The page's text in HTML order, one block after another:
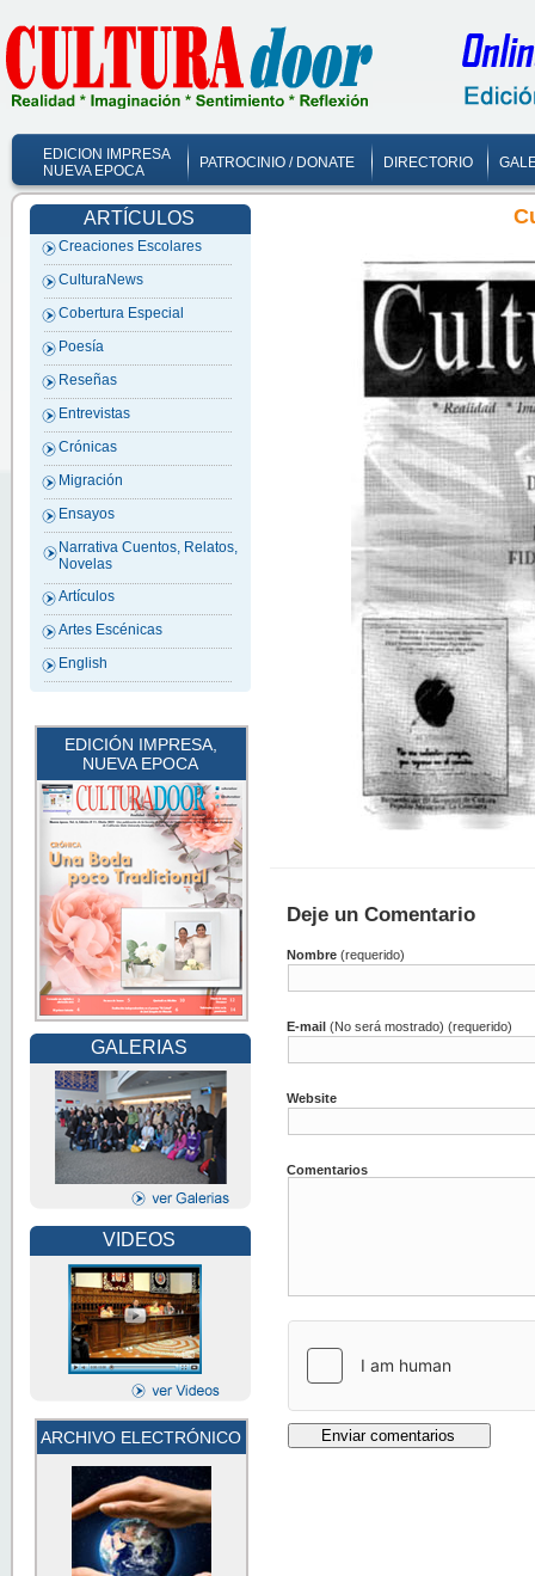
EDICION IMPRESA
NUEVA EPOCA
PATROCINIO / DONATE DIRECTORIO
ARTÍCULOS
Creaciones Escolares
CulturaNews
Cobertura Especial
Poesía
Reseñas
Entrevistas
Crónicas
Migración
Ensayos
Narrativa Cuentos, Relatos,
Novelas
Artículos
Artes Escénicas
English
EDICIÓN IMPRESA,
NUEVA EPOCA
GALERIAS
VIDEOS
ARCHIVO ELECTRÓNICO
Deje un Comentario
Nombre (requerido)
E-mail (No será mostrado) (requerido)
Website
Comentarios